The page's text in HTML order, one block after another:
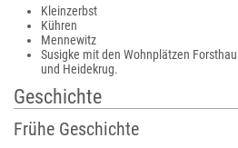
Kleinzerbst
Kühren
Mennewitz
Susigke mit den Wohnplätzen
und Heidekrug.
Geschichte
Frühe Geschichte